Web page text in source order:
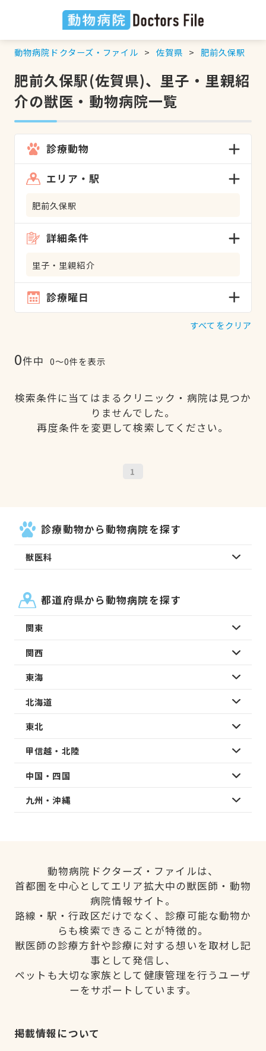
動物病院ドクターズ・ファイル 佐賀県 肥前久保駅
肥前久保駅(佐賀県)、里子・里親紹
介の獣医・動物病院一覧
診療動物
エリア・駅
肥前久保駅
詳細条件
里子・里親紹介
診療曜日
すべてをクリア
0件中 0〜0件を表示
検索条件に当てはまるクリニック・病院は見つか
りませんでした。
再度条件を変更して検索してください。
1
診療動物から動物病院を探す
獣医科
都道府県から動物病院を探す
関東
関西
東海
北海道
東北
甲信越・北陸
中国・四国
九州・沖縄
動物病院ドクターズ・ファイルは、
首都圏を中心としてエリア拡大中の獣医師・動物
病院情報サイト。
路線・駅・行政区だけでなく、診療可能な動物か
らも検索できることが特徴的。
獣医師の診療方針や診療に対する想いを取材し記
事として発信し、
ペットも大切な家族として健康管理を行うユーザ
ーをサポートしています。
掲載情報について